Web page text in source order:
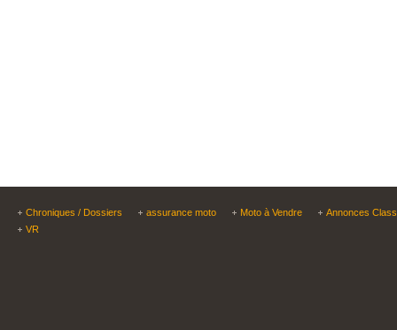
Chroniques / Dossiers assurance moto Moto à Vendre
Annonces
VR